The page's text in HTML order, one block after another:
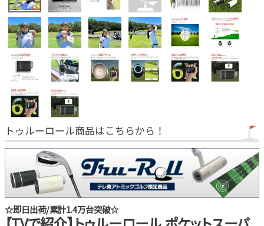
トゥルーロール商品はこちらから！
☆即日出荷/累計1.4万台突破☆